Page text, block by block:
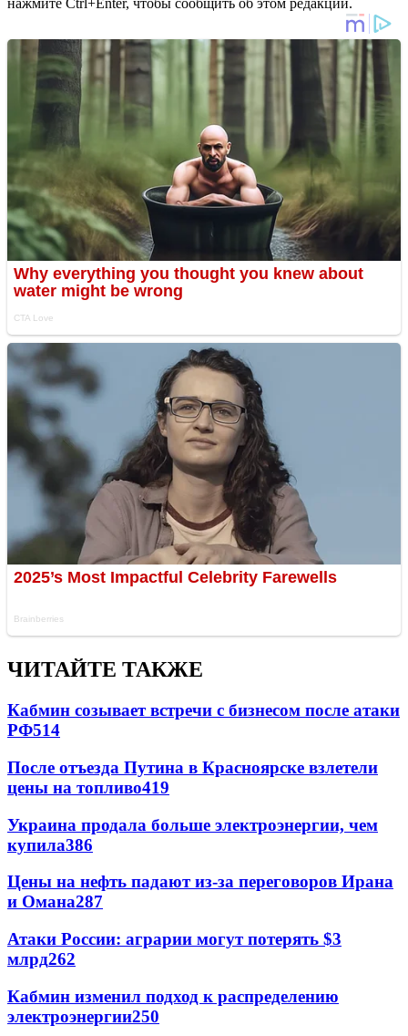
ЧИТАЙТЕ ТАКЖЕ
Кабмин созывает встречи с бизнесом после атаки
РФ514
После отъезда Путина в Красноярске взлетели
цены на топливо419
Украина продала больше электроэнергии, чем
купила386
Цены на нефть падают из-за переговоров Ирана
и Омана287
Атаки России: аграрии могут потерять $3
млрд262
Кабмин изменил подход к распределению
электроэнергии250